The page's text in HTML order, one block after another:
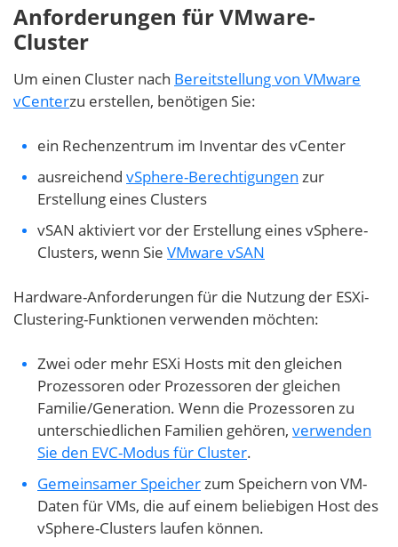
Anforderungen für VMware-
Cluster
Um einen Cluster nach Bereitstellung von VMware
vCenterzu erstellen, benötigen Sie:
ein Rechenzentrum im Inventar des vCenter
ausreichend vSphere-Berechtigungen zur
Erstellung eines Clusters
vSAN aktiviert vor der Erstellung eines vSphere-
Clusters, wenn Sie VMware vSAN
Hardware-Anforderungen für die Nutzung der ESXi-
Clustering-Funktionen verwenden möchten:
Zwei oder mehr ESXi Hosts mit den gleichen
Prozessoren oder Prozessoren der gleichen
Familie/Generation. Wenn die Prozessoren zu
unterschiedlichen Familien gehören, verwenden
Sie den EVC-Modus für Cluster.
Gemeinsamer Speicherzum Speichern von VM-
Daten für VMs, die auf einem beliebigen Host des
vSphere-Clusters laufen können.